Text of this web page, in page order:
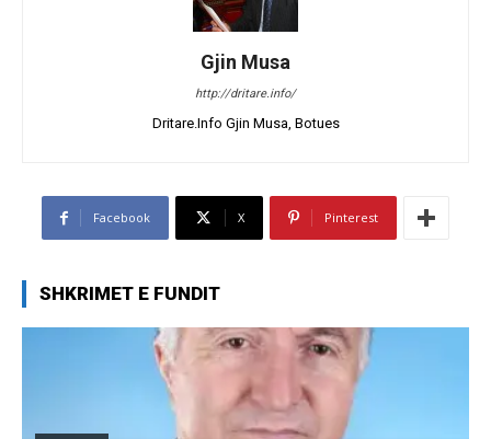
Gjin Musa
http://dritare.info/
Dritare.Info Gjin Musa, Botues
Facebook X Pinterest
SHKRIMET E FUNDIT